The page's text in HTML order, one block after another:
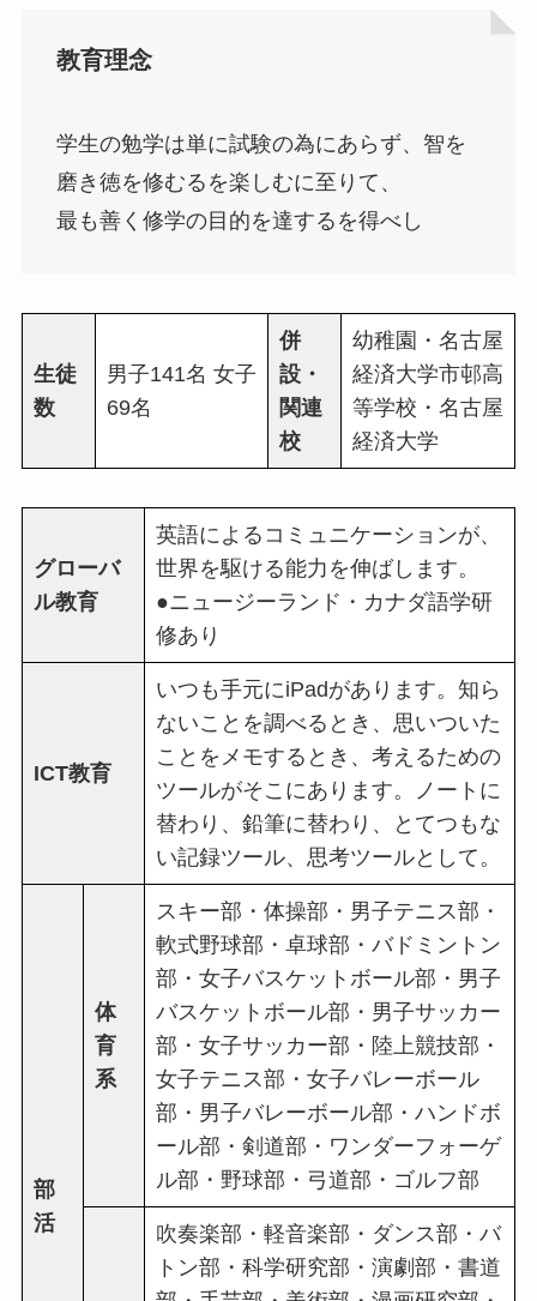
教育理念
学生の勉学は単に試験の為にあらず、智を
磨き徳を修むるを楽しむに至りて、
最も善く修学の目的を達するを得べし
生徒
数
男子141名 女子
69名
併
設・
関連
校
幼稚園・名古屋
経済大学市邨高
等学校・名古屋
経済大学
グローバ
ル教育
英語によるコミュニケーションが、
世界を駆ける能力を伸ばします。
●ニュージーランド・カナダ語学研
修あり
ICT教育
いつも手元にiPadがあります。知ら
ないことを調べるとき、思いついた
ことをメモするとき、考えるための
ツールがそこにあります。ノートに
替わり、鉛筆に替わり、とてつもな
い記録ツール、思考ツールとして。
部
活
体
育
系
スキー部・体操部・男子テニス部・
軟式野球部・卓球部・バドミントン
部・女子バスケットボール部・男子
バスケットボール部・男子サッカー
部・女子サッカー部・陸上競技部・
女子テニス部・女子バレーボール
部・男子バレーボール部・ハンドボ
ール部・剣道部・ワンダーフォーゲ
ル部・野球部・弓道部・ゴルフ部
吹奏楽部・軽音楽部・ダンス部・バ
トン部・科学研究部・演劇部・書道